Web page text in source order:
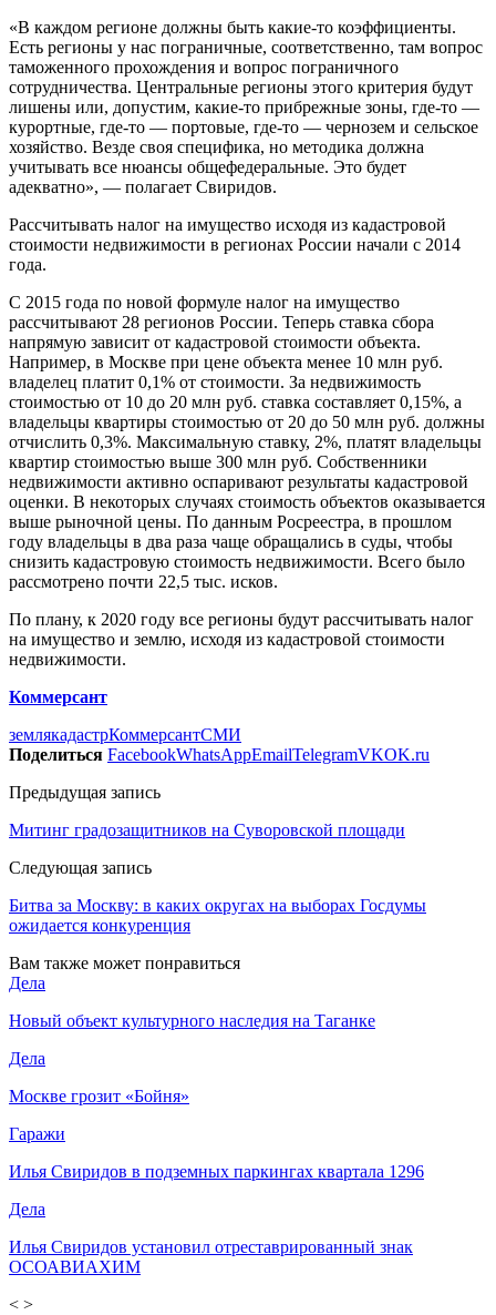
«В каждом регионе должны быть какие-то коэффициенты.
Есть регионы у нас пограничные, соответственно, там вопрос
таможенного прохождения и вопрос пограничного
сотрудничества. Центральные регионы этого критерия будут
лишены или, допустим, какие-то прибрежные зоны, где-то —
курортные, где-то — портовые, где-то — чернозем и сельское
хозяйство. Везде своя специфика, но методика должна
учитывать все нюансы общефедеральные. Это будет
адекватно», — полагает Свиридов.
Рассчитывать налог на имущество исходя из кадастровой
стоимости недвижимости в регионах России начали с 2014
года.
С 2015 года по новой формуле налог на имущество
рассчитывают 28 регионов России. Теперь ставка сбора
напрямую зависит от кадастровой стоимости объекта.
Например, в Москве при цене объекта менее 10 млн руб.
владелец платит 0,1% от стоимости. За недвижимость
стоимостью от 10 до 20 млн руб. ставка составляет 0,15%, а
владельцы квартиры стоимостью от 20 до 50 млн руб. должны
отчислить 0,3%. Максимальную ставку, 2%, платят владельцы
квартир стоимостью выше 300 млн руб. Собственники
недвижимости активно оспаривают результаты кадастровой
оценки. В некоторых случаях стоимость объектов оказывается
выше рыночной цены. По данным Росреестра, в прошлом
году владельцы в два раза чаще обращались в суды, чтобы
снизить кадастровую стоимость недвижимости. Всего было
рассмотрено почти 22,5 тыс. исков.
По плану, к 2020 году все регионы будут рассчитывать налог
на имущество и землю, исходя из кадастровой стоимости
недвижимости.
Коммерсант
землякадастрКоммерсантСМИ
Поделиться FacebookWhatsAppEmailTelegramVKOK.ru
Предыдущая запись
Митинг градозащитников на Суворовской площади
Следующая запись
Битва за Москву: в каких округах на выборах Госдумы
ожидается конкуренция
Вам также может понравиться
Дела
Новый объект культурного наследия на Таганке
Дела
Москве грозит «Бойня»
Гаражи
Илья Свиридов в подземных паркингах квартала 1296
Дела
Илья Свиридов установил отреставрированный знак
ОСОАВИАХИМ
< >